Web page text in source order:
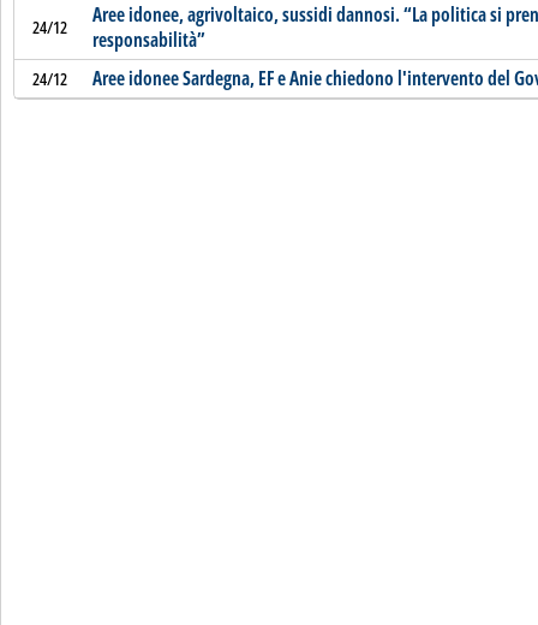
24/12
Aree idonee, agrivoltaico, sussidi dannosi. “La politica si
responsabilità”
24/12 Aree idonee Sardegna, EF e Anie chiedono l'intervento del